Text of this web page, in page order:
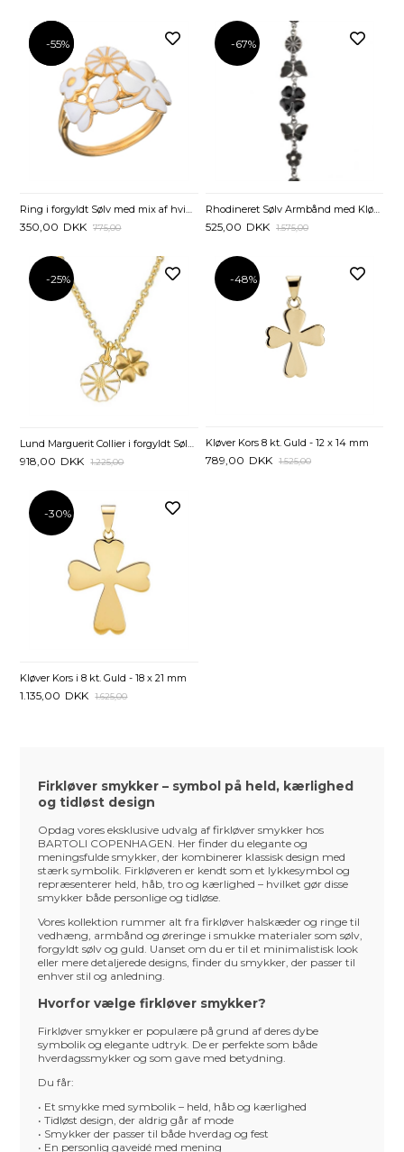
-55%
-55%
350,00 DKK 775,00
-67%
525,00 DKK 1.575,00
-25%
Lund Marguerit Collier i forgyldt Sølv med Kløver - 45 og 48 cm
918,00 DKK 1.225,00
-48%
Kløver Kors 8 kt. Guld - 12 x 14 mm
789,00 DKK 1.525,00
-30%
Kløver Kors i 8 kt. Guld - 18 x 21 mm
1.135,00 DKK 1.625,00
Firkløver smykker – symbol på held, kærlighed
og tidløst design
Opdag vores eksklusive udvalg af firkløver smykker hos
BARTOLI COPENHAGEN. Her finder du elegante og
meningsfulde smykker, der kombinerer klassisk design med
stærk symbolik. Firkløveren er kendt som et lykkesymbol og
repræsenterer held, håb, tro og kærlighed – hvilket gør disse
smykker både personlige og tidløse.
Vores kollektion rummer alt fra firkløver halskæder og ringe til
vedhæng, armbånd og øreringe i smukke materialer som sølv,
forgyldt sølv og guld. Uanset om du er til et minimalistisk look
eller mere detaljerede designs, finder du smykker, der passer til
enhver stil og anledning.
Hvorfor vælge firkløver smykker?
Firkløver smykker er populære på grund af deres dybe
symbolik og elegante udtryk. De er perfekte som både
hverdags­smykker og som gave med betydning.
Du får:
• Et smykke med symbolik – held, håb og kærlighed
• Tidløst design, der aldrig går af mode
• Smykker der passer til både hverdag og fest
• En personlig gaveidé med mening